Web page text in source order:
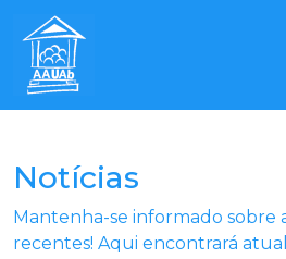
Notícias
Mantenha-se informado sobre
recentes! Aqui encontrará